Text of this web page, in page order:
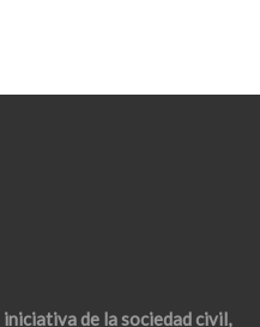
iniciativa de la sociedad civil,